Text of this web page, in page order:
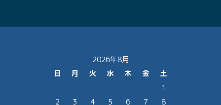
2026年8月
日
月 火 水 木 金
土
1
2
3 4 5 6 7
8